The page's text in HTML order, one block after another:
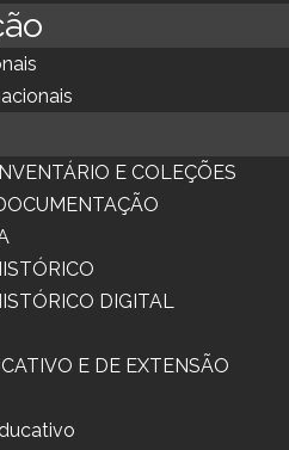
E COLEÇÕES
DIGITAL
E DE EXTENSÃO